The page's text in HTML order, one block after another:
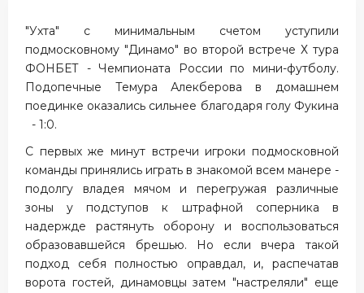
"Ухта" с минимальным счетом уступили
подмосковному "Динамо" во второй встрече Х тура
ФОНБЕТ - Чемпионата России по мини-футболу.
Подопечные Темура Алекберова в домашнем
поединке оказались сильнее благодаря голу Фукина
- 1:0.
С первых же минут встречи игроки подмосковной
команды принялись играть в знакомой всем манере -
подолгу владея мячом и перегружая различные
зоны у подступов к штрафной соперника в
надержде растянуть оборону и воспользоваться
образовавшейся брешью. Но если вчера такой
подход себя полностью оправдал, и, распечатав
ворота гостей, динамовцы затем "настреляли" еще